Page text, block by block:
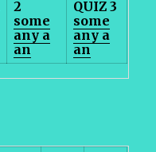
2
some
any a
an
QUIZ 3
some
any a
an